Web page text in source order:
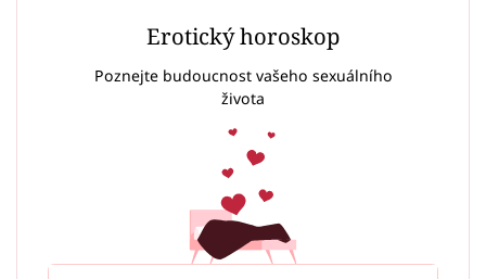
Erotický horoskop
Poznejte budoucnost vašeho sexuálního
života